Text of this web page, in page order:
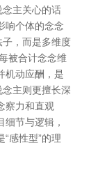
念主关心的话
响个体的念念
子，而是多维度
被合计念念维
机动应酬，是
念主则更擅长深
察力和直观
细节与逻辑，
感性型”的理